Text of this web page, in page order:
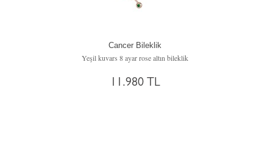
Cancer Bileklik
Yeşil kuvars 8 ayar rose altın bileklik
11.980 TL